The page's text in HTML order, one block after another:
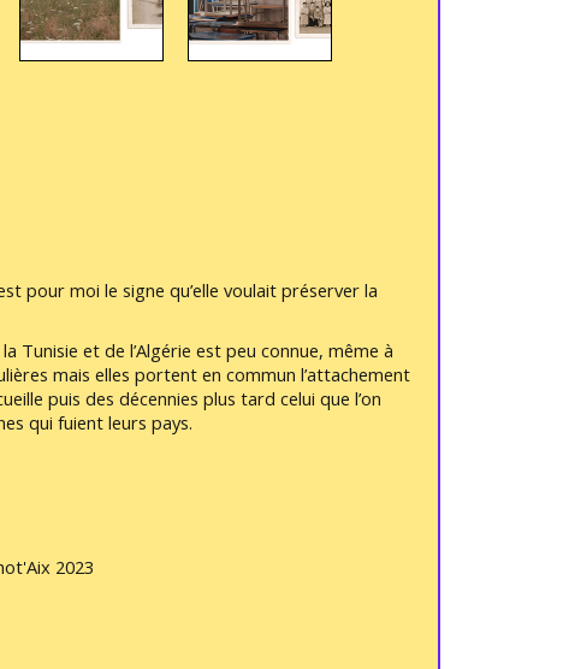
pour moi le signe qu’elle voulait préserver la
Tunisie et de l’Algérie est peu connue, même à
mais elles portent en commun l’attachement
puis des décennies plus tard celui que l’on
qui fuient leurs pays.
2023